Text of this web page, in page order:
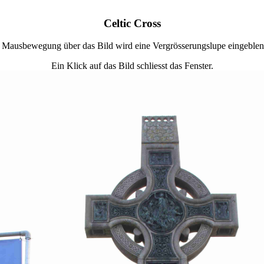
Celtic Cross
über das Bild wird eine Vergrösserungslupe
Ein Klick auf das Bild schliesst das Fenster.